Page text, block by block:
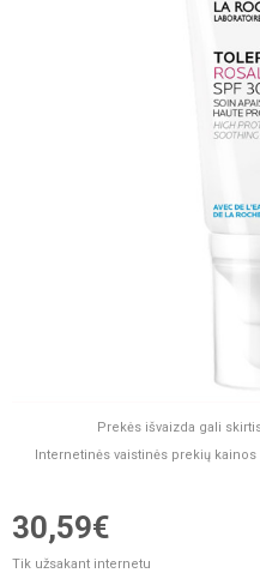
Prekės išvaizda gali
Internetinės vaistinės prekių
30,59€
Tik užsakant internetu